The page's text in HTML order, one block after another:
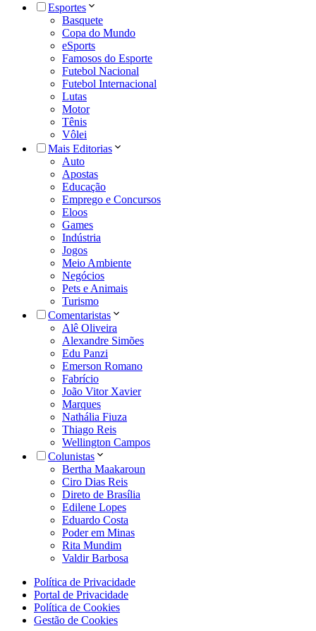
Esportes
Basquete
Copa do Mundo
eSports
Famosos do Esporte
Futebol Nacional
Futebol Internacional
Lutas
Motor
Tênis
Vôlei
Mais Editorias
Auto
Apostas
Educação
Emprego e Concursos
Eloos
Games
Indústria
Jogos
Meio Ambiente
Negócios
Pets e Animais
Turismo
Comentaristas
Alê Oliveira
Alexandre Simões
Edu Panzi
Emerson Romano
Fabrício
João Vitor Xavier
Marques
Nathália Fiuza
Thiago Reis
Wellington Campos
Colunistas
Bertha Maakaroun
Ciro Dias Reis
Direto de Brasília
Edilene Lopes
Eduardo Costa
Poder em Minas
Rita Mundim
Valdir Barbosa
Política de Privacidade
Portal de Privacidade
Política de Cookies
Gestão de Cookies